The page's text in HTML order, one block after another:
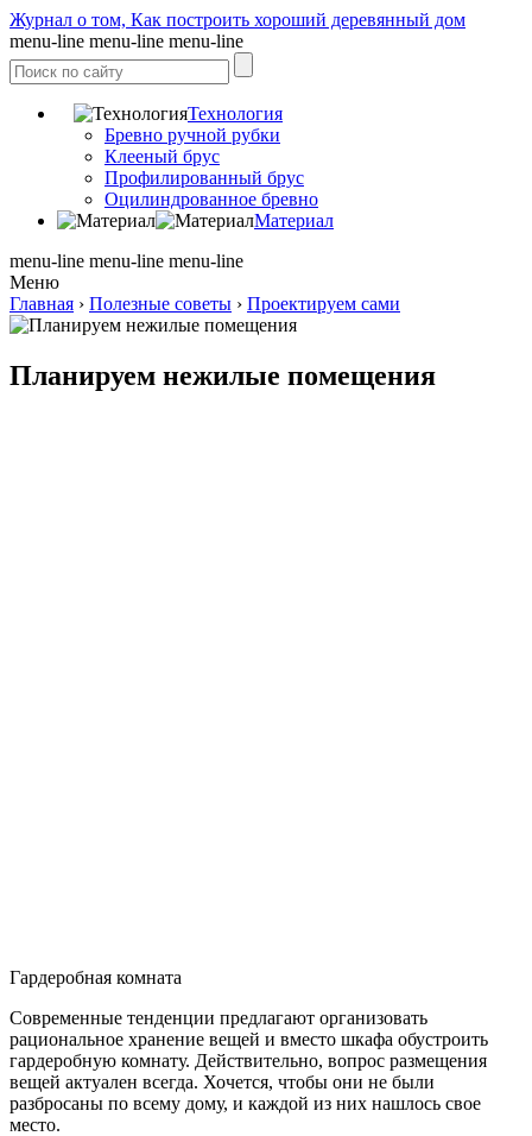
Журнал о том, Как построить хороший деревянный дом
menu-line menu-line menu-line
Технология
Бревно ручной рубки
Клееный брус
Профилированный брус
Оцилиндрованное бревно
Материал
menu-line menu-line menu-line
Меню
Главная › Полезные советы › Проектируем сами
Планируем нежилые помещения
Гардеробная комната
Современные тенденции предлагают организовать
рациональное хранение вещей и вместо шкафа обустроить
гардеробную комнату. Действительно, вопрос размещения
вещей актуален всегда. Хочется, чтобы они не были
разбросаны по всему дому, и каждой из них нашлось свое
место.